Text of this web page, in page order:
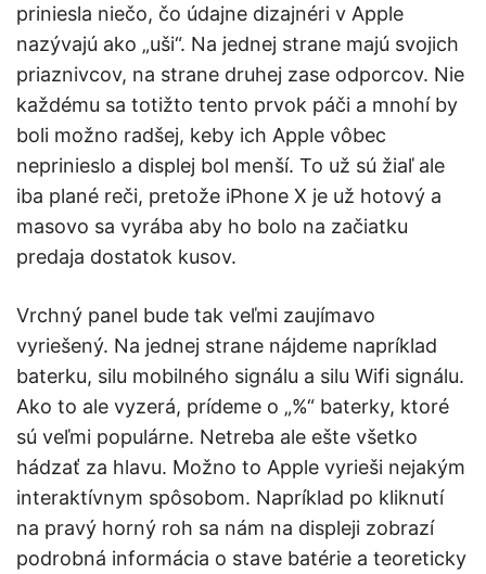
priniesla niečo, čo údajne dizajnéri v Apple
nazývajú ako „uši“. Na jednej strane majú svojich
priaznivcov, na strane druhej zase odporcov. Nie
každému sa totižto tento prvok páči a mnohí by
boli možno radšej, keby ich Apple vôbec
neprinieslo a displej bol menší. To už sú žiaľ ale
iba plané reči, pretože iPhone X je už hotový a
masovo sa vyrába aby ho bolo na začiatku
predaja dostatok kusov.
Vrchný panel bude tak veľmi zaujímavo
vyriešený. Na jednej strane nájdeme napríklad
baterku, silu mobilného signálu a silu Wifi signálu.
Ako to ale vyzerá, prídeme o „%“ baterky, ktoré
sú veľmi populárne. Netreba ale ešte všetko
hádzať za hlavu. Možno to Apple vyrieši nejakým
interaktívnym spôsobom. Napríklad po kliknutí
na pravý horný roh sa nám na displeji zobrazí
podrobná informácia o stave batérie a teoreticky